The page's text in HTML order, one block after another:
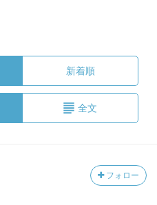
新着順
全文
フォロー